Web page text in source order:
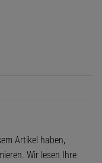
Artikel haben,
Wir lesen Ihre